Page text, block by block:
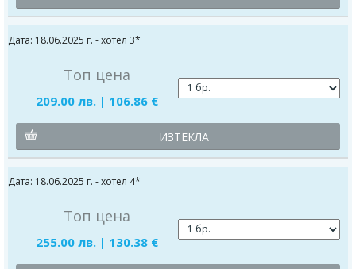
Дата: 18.06.2025 г. - хотел 3*
Топ цена
209.00 лв. | 106.86 €
ИЗТЕКЛА
Дата: 18.06.2025 г. - хотел 4*
Топ цена
255.00 лв. | 130.38 €